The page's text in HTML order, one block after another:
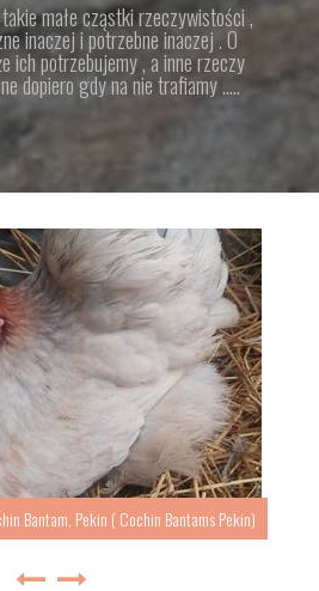
małe cząstki rzeczywistości ,
inaczej i potrzebne inaczej . O
ich potrzebujemy , a inne rzeczy
dopiero gdy na nie trafiamy …..
Bantam, Pekin ( Cochin Bantams Pekin)